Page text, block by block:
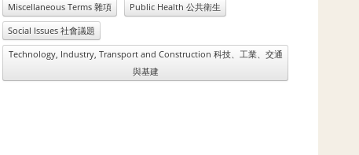
Miscellaneous Terms 雜項
Public Health 公共衛生
Social Issues 社會議題
Technology, Industry, Transport and Construction 科技、工業、交通
與基建